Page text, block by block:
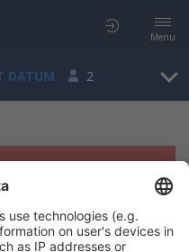
Menu
DATUM 2
denna sökning